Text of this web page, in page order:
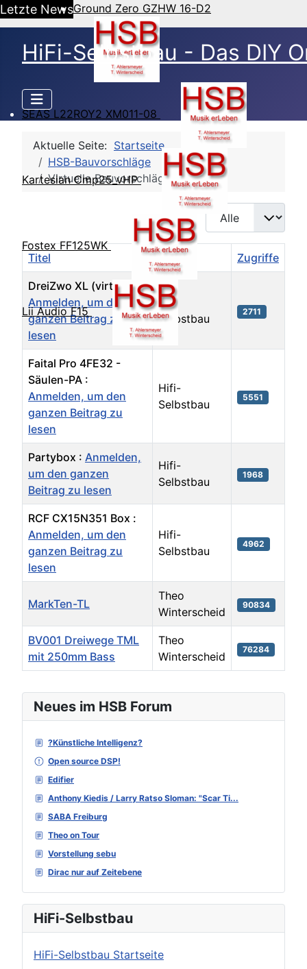
Letzte NewsGround Zero GZHW 16-D2
SEAS L22ROY2 XM011-08
Kartesian Cmp25_vHP
Fostex FF125WK
Lii Audio F15
HiFi-Selbstbau - Das DIY
Neues im HSB Forum
?Künstliche Intelligenz?
Open source DSP!
Edifier
Anthony Kiedis / Larry Ratso Sloman: "Scar Ti...
SABA Freiburg
Theo on Tour
Vorstellung sebu
Dirac nur auf Zeitebene
HiFi-Selbstbau
HiFi-Selbstbau Startseite
Aktuelle Seite: Startseite
HSB-Bauvorschläge
Virtuelle Bauvorschläge
Anzeige #
Titel Autor Zugriffe
DreiZwo XL (virtuell) :
Anmelden, um den
ganzen Beitrag zu
lesen
HiFi
Selbstbau
2711
Faital Pro 4FE32 -
Säulen-PA :
Anmelden, um den
ganzen Beitrag zu
lesen
Hifi-
Selbstbau
5551
Partybox : Anmelden,
um den ganzen
Beitrag zu lesen
Hifi-
Selbstbau
1968
RCF CX15N351 Box :
Anmelden, um den
ganzen Beitrag zu
lesen
Hifi-
Selbstbau
4962
MarkTen-TL
Theo
Winterscheid
90834
BV001 Dreiwege TML
mit 250mm Bass
Theo
Winterscheid
76284